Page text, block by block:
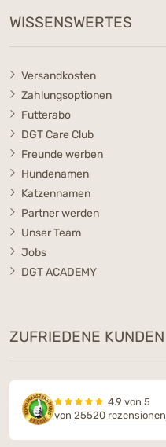
WISSENSWERTES
Versandkosten
Zahlungsoptionen
Futterabo
DGT Care Club
Freunde werben
Hundenamen
Katzennamen
Partner werden
Unser Team
Jobs
DGT ACADEMY
ZUFRIEDENE KUNDEN
4.9 von 5
von 25520 rezensionen